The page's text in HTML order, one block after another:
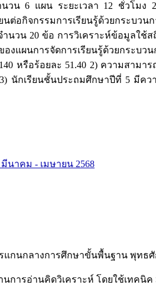
นวน 6 แผน ระยะเวลา 12 ชั่วโม
นต่อกิจกรรมการเรียนรู้ด้วยกระบ
วน 20 ข้อ การวิเคราะห์ข้อมูลใช้ส
งแผนการจัดการเรียนรู้ด้วยกระบ
หรือร้อยละ 51.40 2) ความสาม
นักเรียนชั้นประถมศึกษาปีที่ 5 มีค
นาคม - เมษายน 2568
แกนกลางการศึกษาขั้นพื้นฐาน พุท
นการอ่านคิดวิเคราะห์ โดยใช้เทค